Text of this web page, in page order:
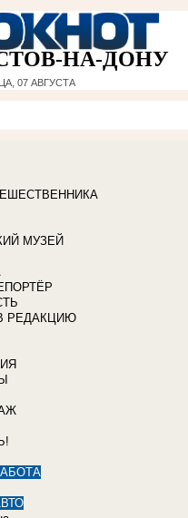
НА-ДОНУ
07 АВГУСТА
МУЗЕЙ
РЕДАКЦИЮ